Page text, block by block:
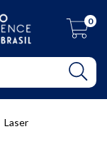
0
Laser